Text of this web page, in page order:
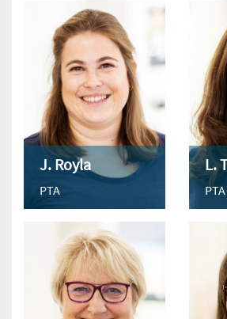
J. Royla
PTA
L.
PTA